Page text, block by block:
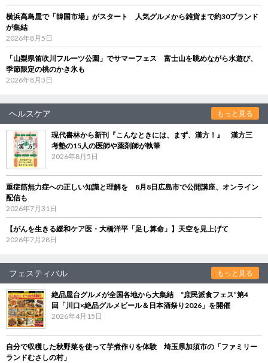
横浜高島屋で「韓国市場」がスタート 人気グルメから雑貨まで約30ブランド
が集結
2026年8月5日
「山梨県笛吹川フルーツ公園」でサマーフェス 富士山を眺めながら水遊び、
季節限定の桃のかき氷も
2026年8月3日
ヘルスケア もっと見る
現代書林から新刊『こんなときには、まず、漢方！』 漢方三
考塾の15人の医師や薬剤師が執筆
2026年8月5日
重症筋無力症への正しい知識と理解を 8月8日広島市で公開講座、オンライン
配信も
2026年7月31日
【がんを生きる緩和ケア医・大橋洋平「足し算命」】天空を見上げて
2026年7月28日
フェスティバル もっと見る
絶品屋台グルメが全国各地から大集結 “庶民派食フェス”第4
回「川口×絶品グルメビール＆日本酒祭り2026」を開催
2026年4月15日
自分で収穫した秋野菜を使って芋煮作りを体験 埼玉県加須市の「ファミリー
ランドむさしの村」